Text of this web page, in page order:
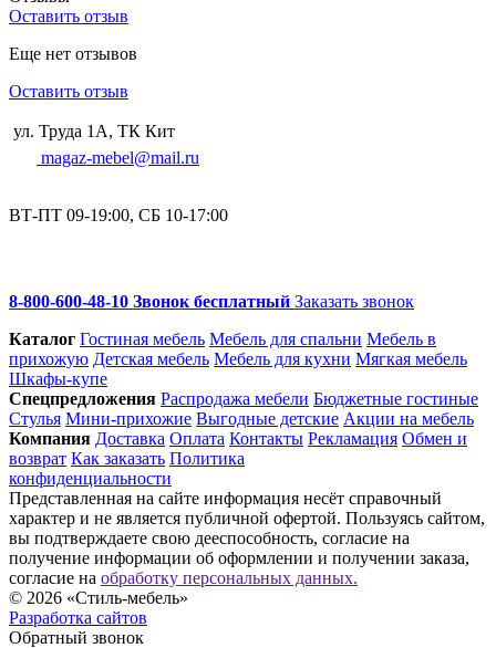
Оставить отзыв
Еще нет отзывов
Оставить отзыв
ул. Труда 1А, ТК Кит
magaz-mebel@mail.ru
ВТ-ПТ 09-19:00, СБ 10-17:00
8-800-600-48-10 Звонок бесплатный Заказать звонок
Каталог Гостиная мебель Мебель для спальни Мебель в
прихожую Детская мебель Мебель для кухни Мягкая мебель
Шкафы-купе
Спец­предложения Распродажа мебели Бюджетные гостиные
Стулья Мини-прихожие Выгодные детские Акции на мебель
Компания Доставка Оплата Контакты Рекламация Обмен и
возврат Как заказать Политика
конфиденциальности
Представленная на сайте информация несёт справочный
характер и не является публичной офертой. Пользуясь сайтом,
вы подтверждаете свою дееспособность, согласие на
получение информации об оформлении и получении заказа,
согласие на обработку персональных данных.
© 2026 «Стиль-мебель»
Разработка сайтов
Обратный звонок